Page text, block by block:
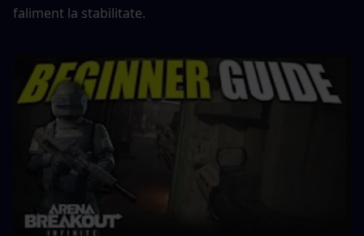
faliment la stabilitate.